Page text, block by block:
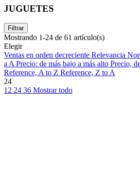
JUGUETES
Filtrar
Mostrando 1-24 de 61 artículo(s)
Elegir
Ventas en orden decreciente Relevancia
a APrecio: de más bajo a más alto Precio,
Reference, A to Z Reference, Z to A
24
12 24 36 Mostrar todo